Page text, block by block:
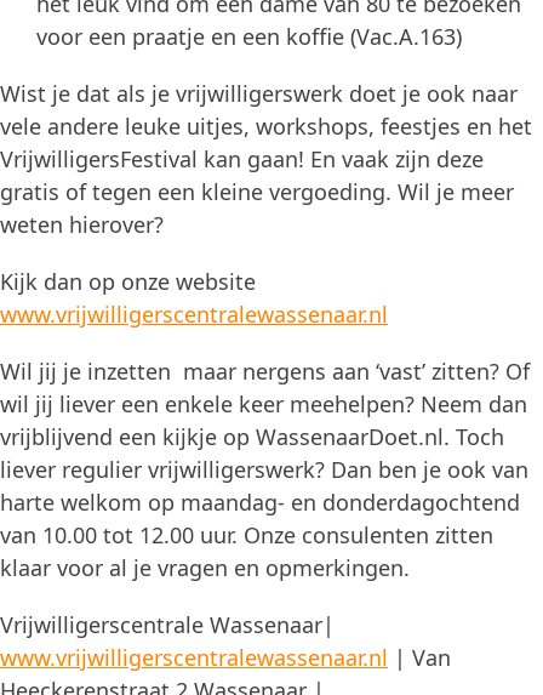
voor een praatje en een koffie (Vac.A.163)
Wist je dat als je vrijwilligerswerk doet je ook naar
vele andere leuke uitjes, workshops, feestjes en het
VrijwilligersFestival kan gaan! En vaak zijn deze
gratis of tegen een kleine vergoeding. Wil je meer
weten hierover?
Kijk dan op onze website
www.vrijwilligerscentralewassenaar.nl
Wil jij je inzetten maar nergens aan ‘vast’ zitten? Of
wil jij liever een enkele keer meehelpen? Neem dan
vrijblijvend een kijkje op WassenaarDoet.nl. Toch
liever regulier vrijwilligerswerk? Dan ben je ook van
harte welkom op maandag- en donderdagochtend
van 10.00 tot 12.00 uur. Onze consulenten zitten
klaar voor al je vragen en opmerkingen.
Vrijwilligerscentrale Wassenaar|
www.vrijwilligerscentralewassenaar.nl | Van